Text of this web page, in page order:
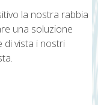
la nostra rabbia
una soluzione
di vista i nostri